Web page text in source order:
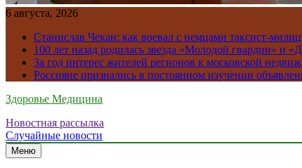
6 августа, 2026
Станислав Чекан: как воевал с немцами таксист-
100 лет назад родилась звезда «Молодой гвардии» и
За год интерес жителей регионов к московской
Россияне признались в постоянном изучении
Здоровье Медицина
Новостная рассылка
Случайные новости
Меню